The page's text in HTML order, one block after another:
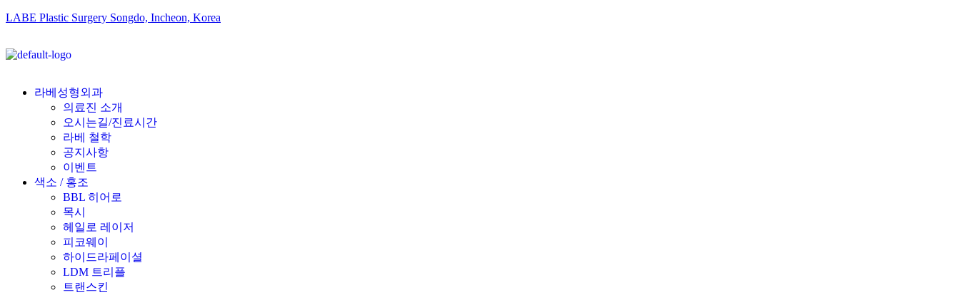
LABE Plastic Surgery Songdo, Incheon, Korea
라베성형외과
의료진 소개
오시는길/진료시간
라베 철학
공지사항
이벤트
색소 / 홍조
BBL 히어로
목시
헤일로 레이저
피코웨이
하이드라페이셜
LDM 트리플
트랜스킨